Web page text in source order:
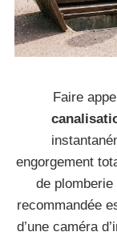
Faire
engorgement
de
recommandée
d’une caméra